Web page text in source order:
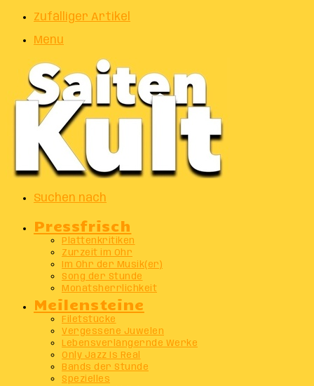
Zufälliger Artikel
Menu
Suchen nach
Pressfrisch
Plattenkritiken
Zurzeit im Ohr
Im Ohr der Musik(er)
Song der Stunde
Monatsherrlichkeit
Meilensteine
Filetstücke
Vergessene Juwelen
Lebensverlängernde Werke
Only Jazz Is Real
Bands der Stunde
Spezielles